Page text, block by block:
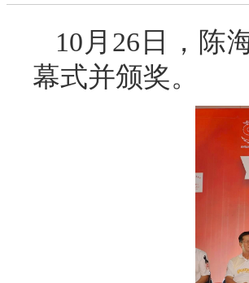
10月26日，陈
幕式并颁奖。